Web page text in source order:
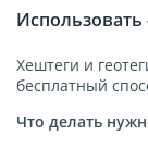
Использовать
Хештеги и
бесплатный
Что делать